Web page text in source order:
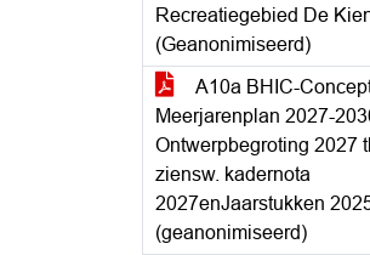
Recreatiegebied De
(Geanonimiseerd)
A10a BHIC-
Meerjarenplan 2027-
Ontwerpbegroting 2027
ziensw. kadernota
2027enJaarstukken
(geanonimiseerd)